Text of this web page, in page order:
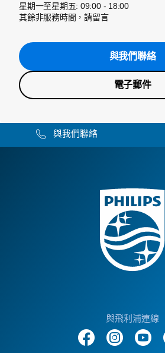
星期一至星期五: 09:00 - 18:00
其餘非服務時間，請留言
與我們聯絡
電子郵件
與我們聯絡
與飛利浦連線